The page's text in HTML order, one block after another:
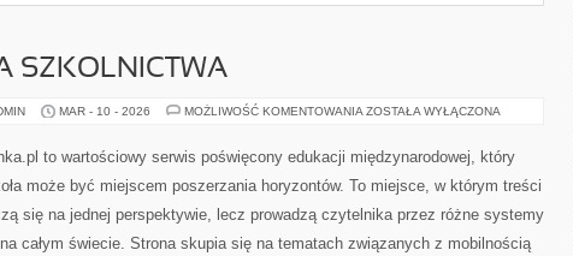
SZKOLNICTWA
MAR - 10 - 2026 MOŻLIWOŚĆ KOMENTOWANIA HISTORIA
ZOSTAŁA WYŁĄCZONA
to wartościowy serwis poświęcony edukacji międzynarodowej, który
może być miejscem poszerzania horyzontów. To miejsce, w którym treści
się na jednej perspektywie, lecz prowadzą czytelnika przez różne systemy
całym świecie. Strona skupia się na tematach związanych z mobilnością